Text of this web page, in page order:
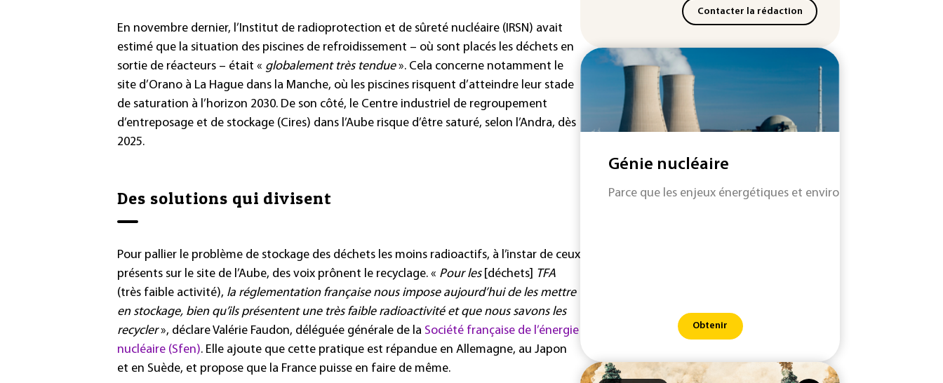
En novembre dernier, l’Institut de radioprotection et de sûreté nucléaire (IRSN) avait
estimé que la situation des piscines de refroidissement – où sont placés les déchets en
sortie de réacteurs – était « globalement très tendue». Cela concerne notamment le
site d’Orano à La Hague dans la Manche, où les piscines risquent d’atteindre leur stade
de saturation à l’horizon 2030. De son côté, le Centre industriel de regroupement
d’entreposage et de stockage (Cires) dans l’Aube risque d’être saturé, selon l’Andra, dès
2025.
Des solutions qui divisent
Pour pallier le problème de stockage des déchets les moins radioactifs, à l’instar de ceux
présents sur le site de l’Aube, des voix prônent le recyclage. « Pour les[déchets]
TFA
(très faible activité), la réglementation française nous impose aujourd’hui de les mettre
en stockage, bien qu’ils présentent une très faible radioactivité et que nous savons les
recycler», déclare Valérie Faudon, déléguée générale de la Société française de l’énergie
nucléaire (Sfen). Elle ajoute que cette pratique est répandue en Allemagne, au Japon
et en Suède, et propose que la France puisse en faire de même.
Contacter la rédaction
Génie nucléaire
Parce que les enjeux énergétiques et environnementaux
Obtenir